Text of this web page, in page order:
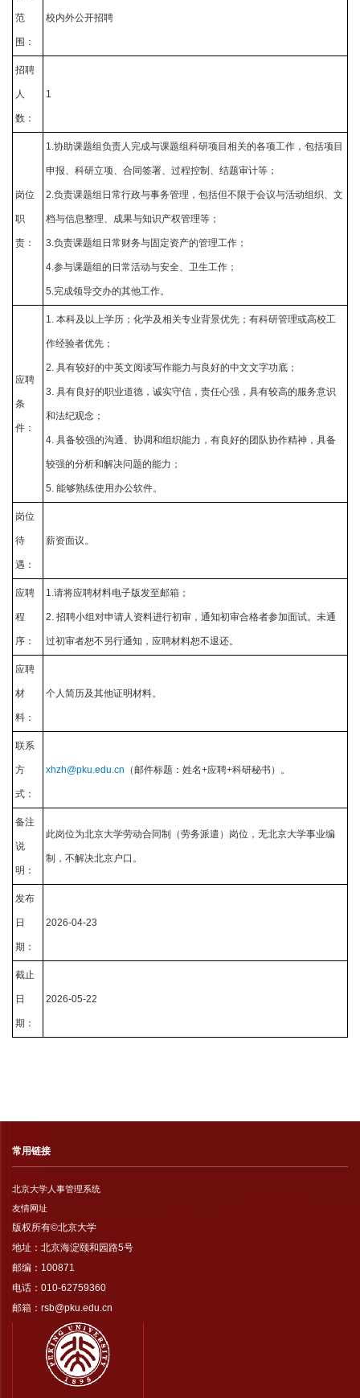
范
围：
校内外公开招聘
招聘
人
数：
1
岗位
职
责：
1.协助课题组负责人完成与课题组科研项目相关的各项工作，包括项目
申报、科研立项、合同签署、过程控制、结题审计等；
2.负责课题组日常行政与事务管理，包括但不限于会议与活动组织、文
档与信息整理、成果与知识产权管理等；
3.负责课题组日常财务与固定资产的管理工作；
4.参与课题组的日常活动与安全、卫生工作；
5.完成领导交办的其他工作。
应聘
条
件：
1. 本科及以上学历；化学及相关专业背景优先；有科研管理或高校工
作经验者优先；
2. 具有较好的中英文阅读写作能力与良好的中文文字功底；
3. 具有良好的职业道德，诚实守信，责任心强，具有较高的服务意识
和法纪观念；
4. 具备较强的沟通、协调和组织能力，有良好的团队协作精神，具备
较强的分析和解决问题的能力；
5. 能够熟练使用办公软件。
岗位
待
遇：
薪资面议。
应聘
程
序：
1.请将应聘材料电子版发至邮箱；
2. 招聘小组对申请人资料进行初审，通知初审合格者参加面试。未通
过初审者恕不另行通知，应聘材料恕不退还。
应聘
材
料：
个人简历及其他证明材料。
联系
方
式：
xhzh@pku.edu.cn （邮件标题：姓名+应聘+科研秘书）。
备注
说
明：
此岗位为北京大学劳动合同制（劳务派遣）岗位，无北京大学事业编
制，不解决北京户口。
发布
日
期：
2026-04-23
截止
日
期：
2026-05-22
常用链接
北京大学人事管理系统
友情网址
版权所有©北京大学
地址：北京海淀颐和园路5号
邮编：100871
电话：010-62759360
邮箱：rsb@pku.edu.cn